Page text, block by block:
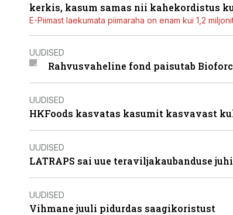
kerkis, kasum samas nii kahekordistus
E-Piimast laekumata piimaraha on enam kui 1,2
UUDISED
Rahvusvaheline fond paisutab
UUDISED
HKFoods kasvatas kasumit kasvavast
UUDISED
LATRAPS sai uue teraviljakaubanduse juhi
UUDISED
Vihmane juuli pidurdas saagikoristust